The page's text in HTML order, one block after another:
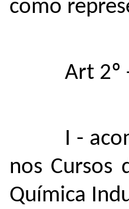
como
Art 2º
I -
nos Cursos
Química